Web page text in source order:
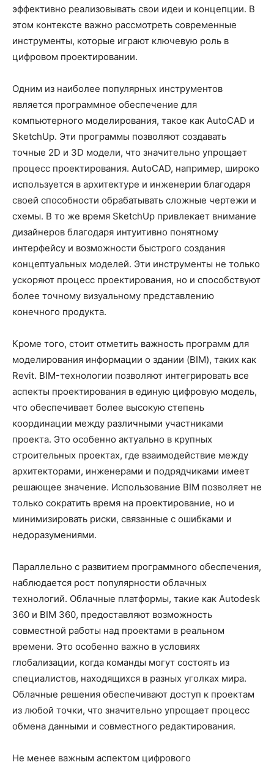
эффективно реализовывать свои идеи и концепции. В
этом контексте важно рассмотреть современные
инструменты, которые играют ключевую роль в
цифровом проектировании.
Одним из наиболее популярных инструментов
является программное обеспечение для
компьютерного моделирования, такое как AutoCAD и
SketchUp. Эти программы позволяют создавать
точные 2D и 3D модели, что значительно упрощает
процесс проектирования. AutoCAD, например, широко
используется в архитектуре и инженерии благодаря
своей способности обрабатывать сложные чертежи и
схемы. В то же время SketchUp привлекает внимание
дизайнеров благодаря интуитивно понятному
интерфейсу и возможности быстрого создания
концептуальных моделей. Эти инструменты не только
ускоряют процесс проектирования, но и способствуют
более точному визуальному представлению
конечного продукта.
Кроме того, стоит отметить важность программ для
моделирования информации о здании (BIM), таких как
Revit. BIM-технологии позволяют интегрировать все
аспекты проектирования в единую цифровую модель,
что обеспечивает более высокую степень
координации между различными участниками
проекта. Это особенно актуально в крупных
строительных проектах, где взаимодействие между
архитекторами, инженерами и подрядчиками имеет
решающее значение. Использование BIM позволяет не
только сократить время на проектирование, но и
минимизировать риски, связанные с ошибками и
недоразумениями.
Параллельно с развитием программного обеспечения,
наблюдается рост популярности облачных
технологий. Облачные платформы, такие как Autodesk
360 и BIM 360, предоставляют возможность
совместной работы над проектами в реальном
времени. Это особенно важно в условиях
глобализации, когда команды могут состоять из
специалистов, находящихся в разных уголках мира.
Облачные решения обеспечивают доступ к проектам
из любой точки, что значительно упрощает процесс
обмена данными и совместного редактирования.
Не менее важным аспектом цифрового